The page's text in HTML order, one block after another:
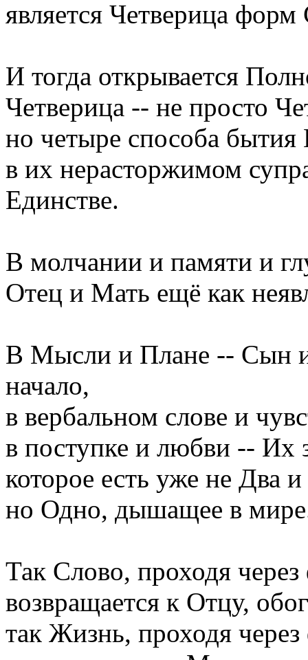
является Четверица
И тогда открывается
Четверица -- не просто
но четыре способа
в их нерасторжимом
Единстве.
В молчании и памяти и
Отец и Мать ещё как
В Мысли и Плане -- Сын
начало,
в вербальном слове и
в поступке и любви -- Их
которое есть уже не Два
но Одно, дышащее в
Так Слово, проходя
возвращается к Отцу,
так Жизнь, проходя